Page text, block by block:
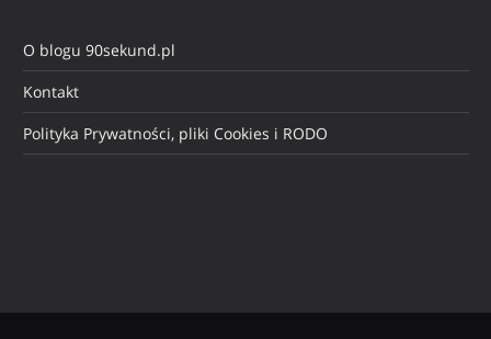
O blogu 90sekund.pl
Kontakt
Polityka Prywatności, pliki Cookies i RODO